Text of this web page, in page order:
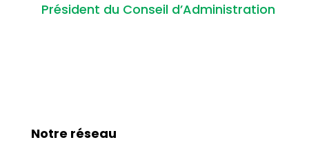
Président du Conseil d’Administration
Notre réseau